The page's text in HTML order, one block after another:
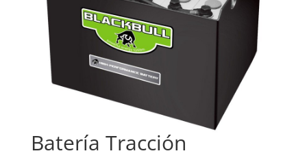
Batería Tracción